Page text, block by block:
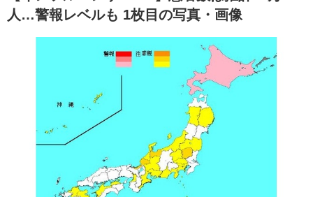
人…警報レベルも 1枚目の写真・画像